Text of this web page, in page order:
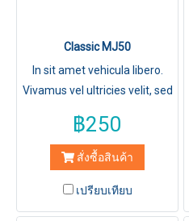
Classic MJ50
In sit amet vehicula libero.
Vivamus vel ultricies velit, sed
฿250
สั่งซื้อสินค้า
เปรียบเทียบ